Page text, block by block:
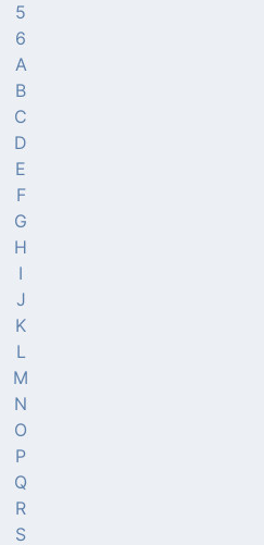
5
6
A
B
C
D
E
F
G
H
I
J
K
L
M
N
O
P
Q
R
S